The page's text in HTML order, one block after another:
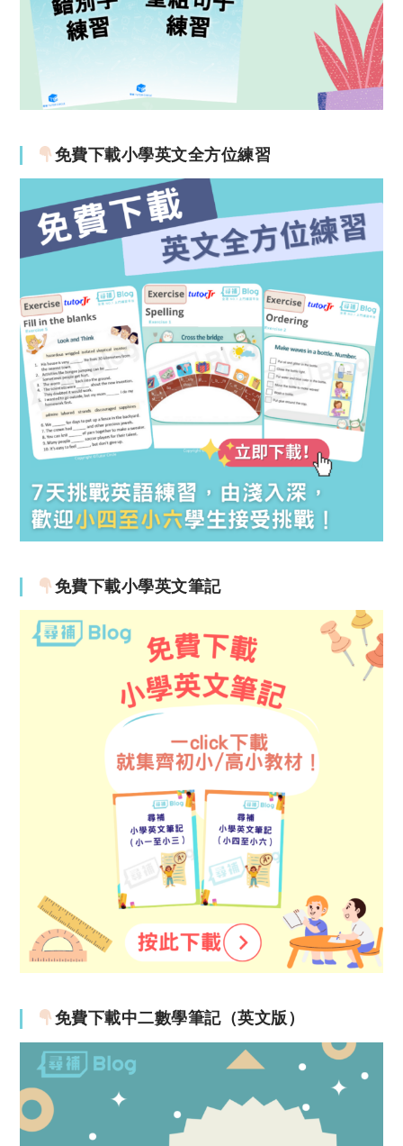
免費下載小學英文全方位練習
免費下載小學英文筆記
免費下載中二數學筆記（英文版）